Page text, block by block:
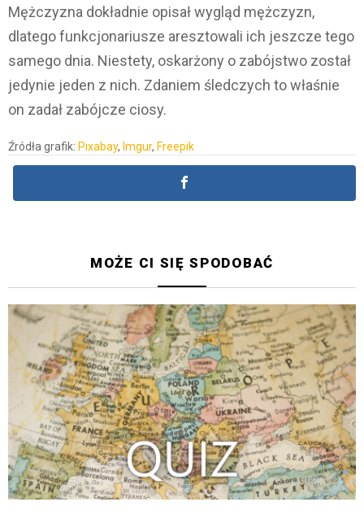
Mężczyzna dokładnie opisał wygląd mężczyzn,
dlatego funkcjonariusze aresztowali ich jeszcze tego
samego dnia. Niestety, oskarżony o zabójstwo został
jedynie jeden z nich. Zdaniem śledczych to właśnie
on zadał zabójcze ciosy.
Źródła grafik: Pixabay, Imgur, Freepik
MOŻE CI SIĘ SPODOBAĆ